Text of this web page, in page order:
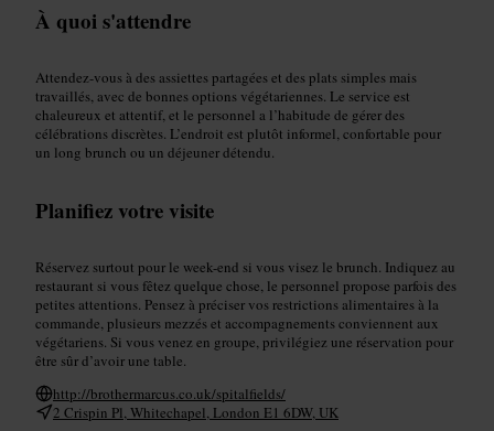
À quoi s'attendre
Attendez-vous à des assiettes partagées et des plats simples mais
travaillés, avec de bonnes options végétariennes. Le service est
chaleureux et attentif, et le personnel a l’habitude de gérer des
célébrations discrètes. L’endroit est plutôt informel, confortable pour
un long brunch ou un déjeuner détendu.
Planifiez votre visite
Réservez surtout pour le week-end si vous visez le brunch. Indiquez au
restaurant si vous fêtez quelque chose, le personnel propose parfois des
petites attentions. Pensez à préciser vos restrictions alimentaires à la
commande, plusieurs mezzés et accompagnements conviennent aux
végétariens. Si vous venez en groupe, privilégiez une réservation pour
être sûr d’avoir une table.
http://brothermarcus.co.uk/spitalfields/
2 Crispin Pl, Whitechapel, London E1 6DW, UK